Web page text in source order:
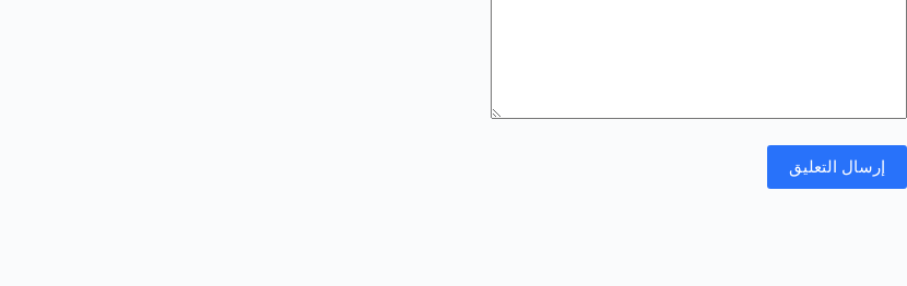
إرسال التعليق